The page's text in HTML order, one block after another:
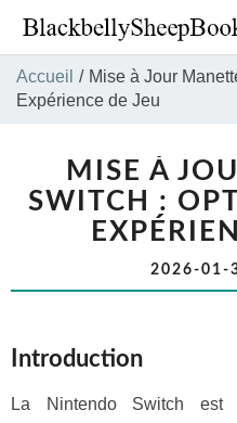
Accueil / Mise à Jour
Expérience de Jeu
MISE À
SWITCH :
2026-01-
Introduction
La Nintendo Switch est